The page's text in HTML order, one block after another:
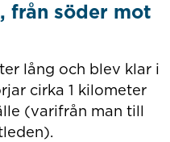
från söder mot
lång och blev klar i
cirka 1 kilometer
(varifrån man till